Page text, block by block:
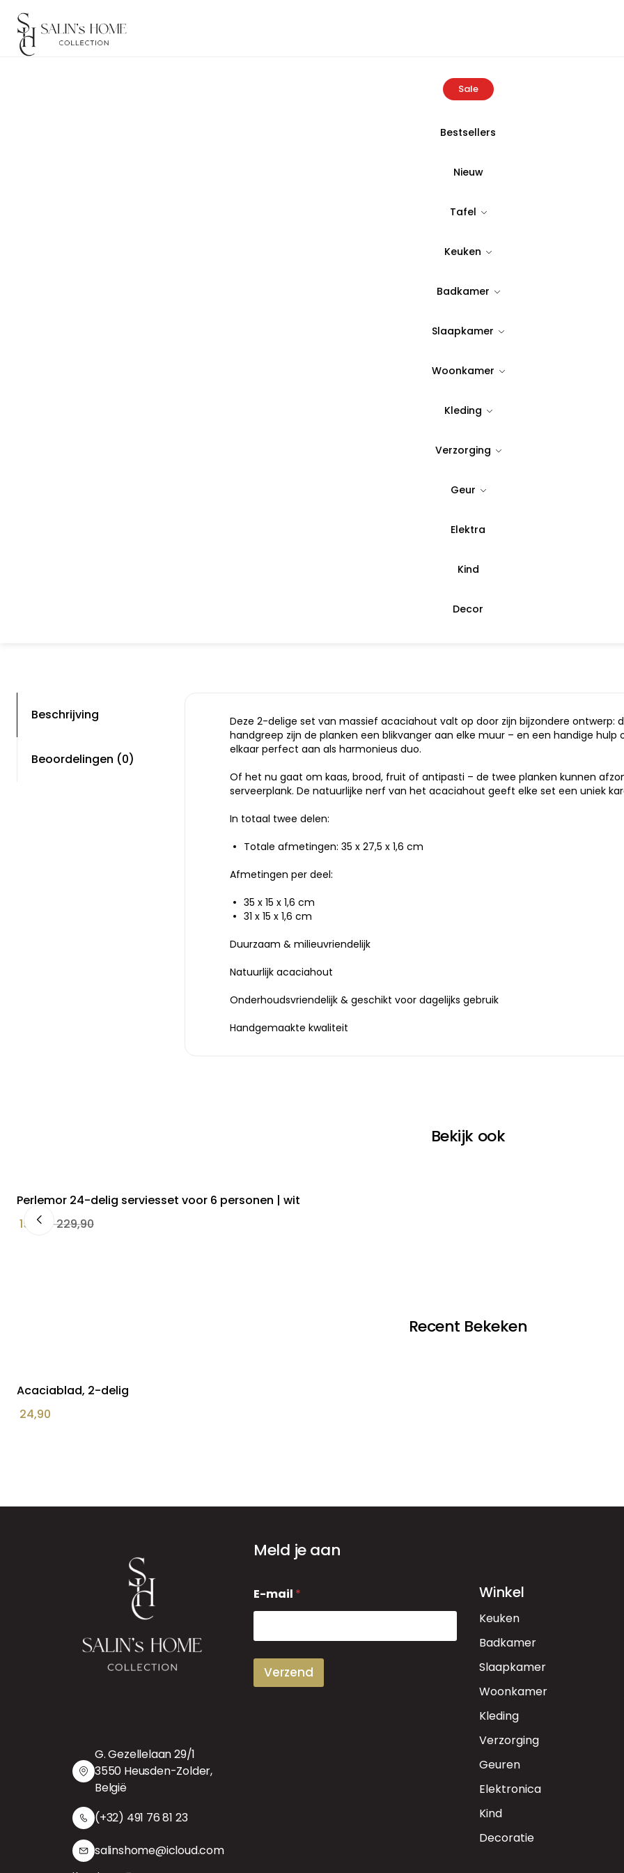
Sale
Bestsellers
Nieuw
Tafel
Keuken
Badkamer
Slaapkamer
Woonkamer
Kleding
Verzorging
Geur
Elektra
Kind
Decor
Acaciablad,
Voeg toe aan verlanglijstje
Beschrijving
Beoordelingen (0)
Deze 2-delige set van massief acaciahout valt op door zijn bijzondere ontwerp:
handgreep zijn de planken een blikvanger aan elke muur – en een handige hulp
elkaar perfect aan als harmonieus duo.
Of het nu gaat om kaas, brood, fruit of antipasti – de twee planken kunnen
serveerplank. De natuurlijke nerf van het acaciahout geeft elke set een uniek
In totaal twee delen:
Totale afmetingen: 35 x 27,5 x 1,6 cm
Afmetingen per deel:
35 x 15 x 1,6 cm
31 x 15 x 1,6 cm
Duurzaam & milieuvriendelijk
Natuurlijk acaciahout
Onderhoudsvriendelijk & geschikt voor dagelijks gebruik
Handgemaakte kwaliteit
Bekijk ook
Perlemor 24-delig serviesset voor 6 personen | wit
199,90 229,90
Recent Bekeken
Acaciablad, 2-delig
24,90
G. Gezellelaan 29/1
3550 Heusden-Zolder,
België
(+32) 491 76 81 23
salinshome@icloud.com
Meld je aan
-
m
i
E-mail *
Verzend
Winkel
Keuken
Badkamer
Slaapkamer
Woonkamer
Kleding
Verzorging
Geuren
Elektronica
Kind
Decoratie